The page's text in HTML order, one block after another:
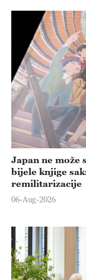
Japan ne može
bijele knjige
remilitarizacije
06-Aug-2026